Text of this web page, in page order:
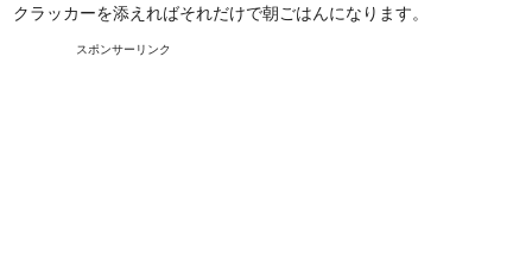
クラッカーを添えればそれだけで朝ごはんになります。
スポンサーリンク